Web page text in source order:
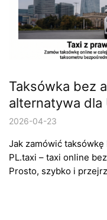
Taksówka bez
alternatywa dla
2026-04-23
Jak zamówić taksówkę
PL.taxi – taxi online
Prosto, szybko i